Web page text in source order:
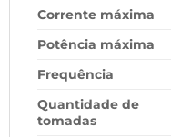
Corrente máxima
Potência máxima
Frequência
Quantidade de
tomadas